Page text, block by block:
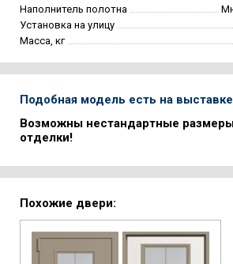
Наполнитель полотна
Установка на улицу
Масса, кг
Подобная модель есть на
Возможны нестандартные
отделки!
Похожие двери: